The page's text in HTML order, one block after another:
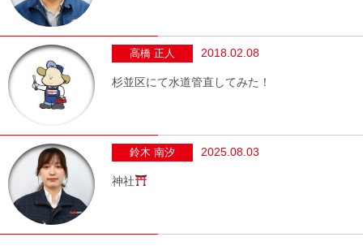
高橋 正人 2018.02.08
杉並区にて水道管直してみた！
鈴木 南汐 2025.08.03
神社